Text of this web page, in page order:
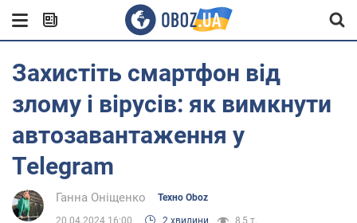
Захистіть смартфон від
злому і вірусів: як вимкнути
автозавантаження у
Telegram
Ганна Оніщенко Техно Oboz
20.04.2024 16:00 2 хвилини 8,5 т.